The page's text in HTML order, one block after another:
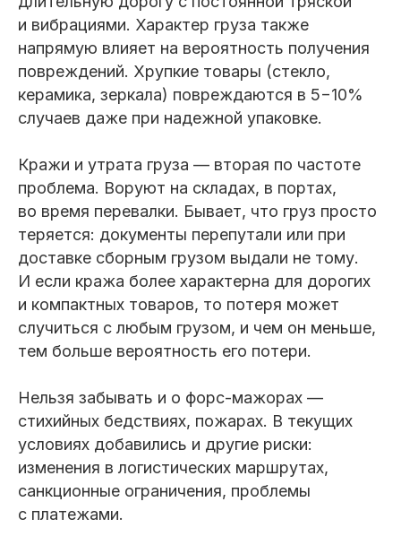
и вибрациями. Характер груза также
напрямую влияет на вероятность получения
повреждений. Хрупкие товары (стекло,
керамика, зеркала) повреждаются в 5−10%
случаев даже при надежной упаковке.
Кражи и утрата груза — вторая по частоте
проблема. Воруют на складах, в портах,
во время перевалки. Бывает, что груз просто
теряется: документы перепутали или при
доставке сборным грузом выдали не тому.
И если кража более характерна для дорогих
и компактных товаров, то потеря может
случиться с любым грузом, и чем он меньше,
тем больше вероятность его потери.
Нельзя забывать и о форс-мажорах —
стихийных бедствиях, пожарах. В текущих
условиях добавились и другие риски:
изменения в логистических маршрутах,
санкционные ограничения, проблемы
с платежами.